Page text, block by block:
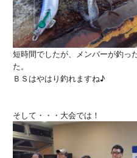
短時間でしたが、メンバーが釣っ
た。
ＢＳはやはり釣れますね♪
そして・・・大会では！